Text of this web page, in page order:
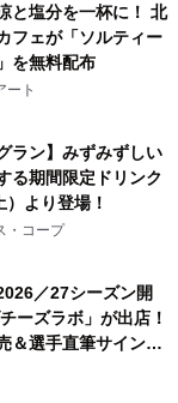
と塩分を一杯に！ 北
フェが「ソルティー
を無料配布
ート
ラン】みずみずしい
る期間限定ドリンク
より登場！
・コープ
／27シーズン開
ーズラボ」が出店！
＆選手直筆サイング
会を 8月8日に開催